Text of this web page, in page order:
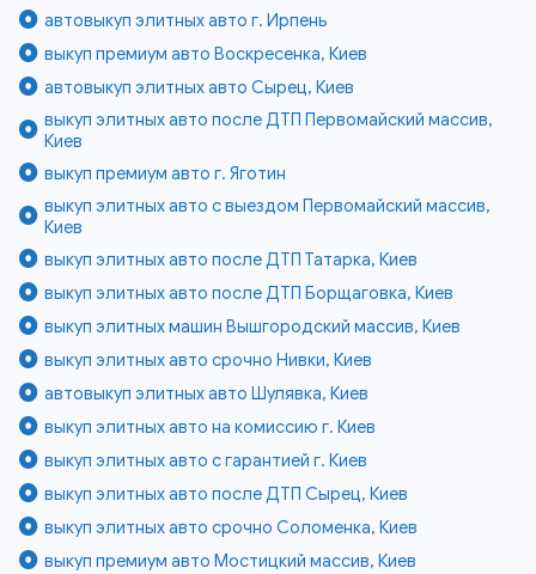
автовыкуп элитных авто г. Ирпень
выкуп премиум авто Воскресенка, Киев
автовыкуп элитных авто Сырец, Киев
выкуп элитных авто после ДТП Первомайский массив,
Киев
выкуп премиум авто г. Яготин
выкуп элитных авто с выездом Первомайский массив,
Киев
выкуп элитных авто после ДТП Татарка, Киев
выкуп элитных авто после ДТП Борщаговка, Киев
выкуп элитных машин Вышгородский массив, Киев
выкуп элитных авто срочно Нивки, Киев
автовыкуп элитных авто Шулявка, Киев
выкуп элитных авто на комиссию г. Киев
выкуп элитных авто с гарантией г. Киев
выкуп элитных авто после ДТП Сырец, Киев
выкуп элитных авто срочно Соломенка, Киев
выкуп премиум авто Мостицкий массив, Киев